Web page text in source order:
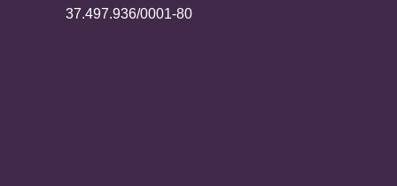
37.497.936/0001-80